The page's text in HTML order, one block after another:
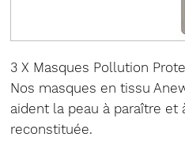
3 X Masques Pollution
Nos masques en tissu
aident la peau à paraître
reconstituée.